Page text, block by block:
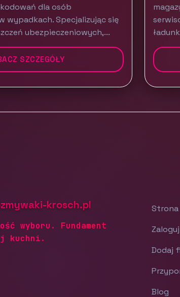
dla osób
wypadkach. Specjalizując się
ubezpieczeniowych,...
SZCZEGÓŁY
krosch.pl
wyboru. Fundament
kuchni.
Strona
Dodaj
Blog